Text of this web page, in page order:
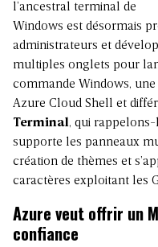
l’ancestral terminal de
Windows est désormais
administrateurs et
multiples onglets pour
commande Windows,
Azure Cloud Shell et
Terminal, qui
supporte les panneaux
création de thèmes et
caractères exploitant les
Azure veut offrir un
confiance